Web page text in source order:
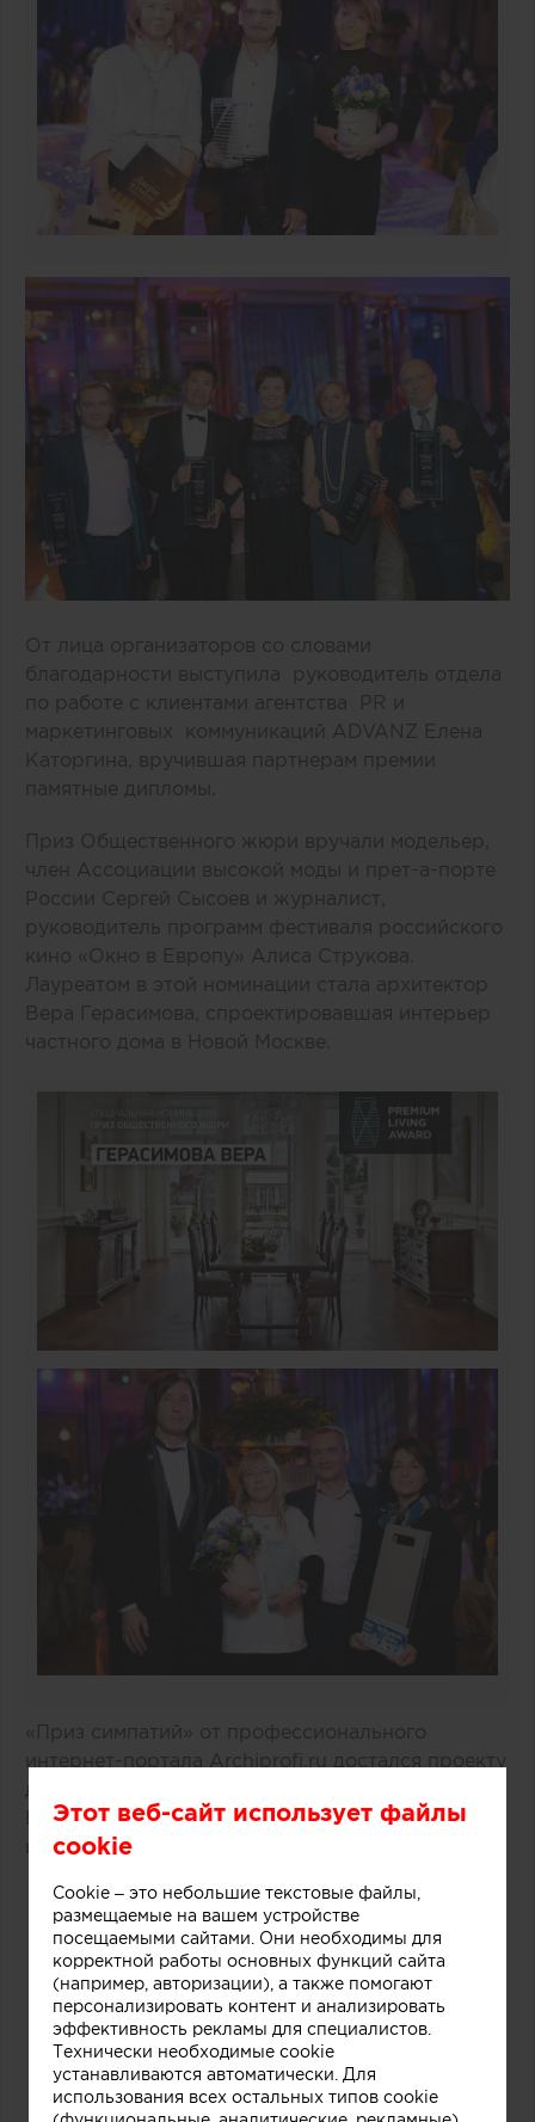
От лица организаторов со словами
благодарности выступила руководитель отдела
по работе с клиентами агентства PR и
маркетинговых коммуникаций ADVANZ Елена
Каторгина, вручившая партнерам премии
памятные дипломы.
Приз Общественного жюри вручали модельер,
член Ассоциации высокой моды и прет-а-порте
России Сергей Сысоев и журналист,
руководитель программ фестиваля российского
кино «Окно в Европу» Алиса Струкова.
Лауреатом в этой номинации стала архитектор
Вера Герасимова, спроектировавшая интерьер
частного дома в Новой Москве.
«Приз симпатий» от профессионального
интернет-портала Archiprofi.ru достался проекту
дома в Санкт-Петербурге архитектора Павла
Иванова, ставшему лучшим по результатам
интернет-голосования.
Этот веб-сайт использует файлы
cookie
Cookie – это небольшие текстовые файлы,
размещаемые на вашем устройстве
посещаемыми сайтами. Они необходимы для
корректной работы основных функций сайта
(например, авторизации), а также помогают
персонализировать контент и анализировать
эффективность рекламы для специалистов.
Технически необходимые cookie
устанавливаются автоматически. Для
использования всех остальных типов cookie